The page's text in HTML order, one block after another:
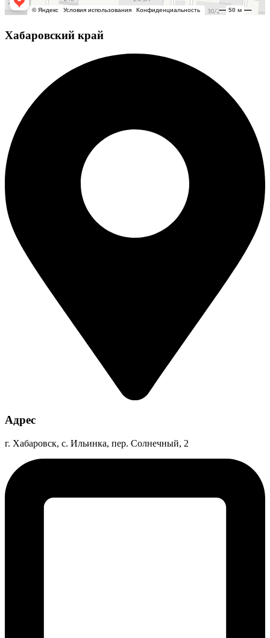
Хабаровский край
Адрес
г. Хабаровск, с. Ильинка, пер. Солнечный, 2